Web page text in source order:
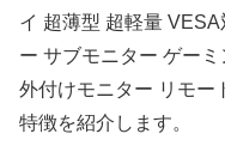
イ 超薄型 超軽量
ー サブモニター ゲー
外付けモニター リモー
特徴を紹介します。